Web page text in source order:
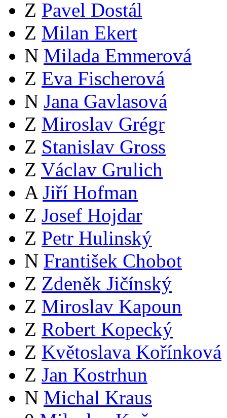
Z Pavel Dostál
Z Milan Ekert
N Milada Emmerová
Z Eva Fischerová
N Jana Gavlasová
Z Miroslav Grégr
Z Stanislav Gross
Z Václav Grulich
A Jiří Hofman
Z Josef Hojdar
Z Petr Hulinský
N František Chobot
Z Zdeněk Jičínský
Z Miroslav Kapoun
Z Robert Kopecký
Z Květoslava Kořínková
Z Jan Kostrhun
N Michal Kraus